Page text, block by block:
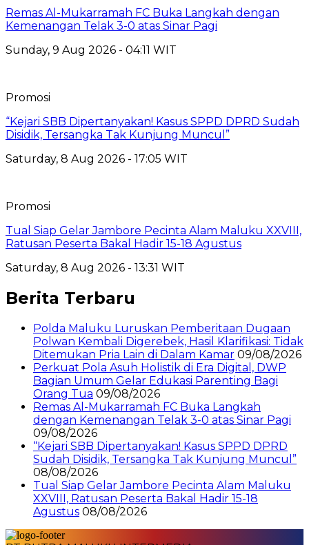
Remas Al-Mukarramah FC Buka Langkah dengan
Kemenangan Telak 3-0 atas Sinar Pagi
Sunday, 9 Aug 2026 - 04:11 WIT
Promosi
“Kejari SBB Dipertanyakan! Kasus SPPD DPRD Sudah
Disidik, Tersangka Tak Kunjung Muncul”
Saturday, 8 Aug 2026 - 17:05 WIT
Promosi
Tual Siap Gelar Jambore Pecinta Alam Maluku XXVIII,
Ratusan Peserta Bakal Hadir 15-18 Agustus
Saturday, 8 Aug 2026 - 13:31 WIT
Berita Terbaru
Polda Maluku Luruskan Pemberitaan Dugaan
Polwan Kembali Digerebek, Hasil Klarifikasi: Tidak
Ditemukan Pria Lain di Dalam Kamar 09/08/2026
Perkuat Pola Asuh Holistik di Era Digital, DWP
Bagian Umum Gelar Edukasi Parenting Bagi
Orang Tua 09/08/2026
Remas Al-Mukarramah FC Buka Langkah
dengan Kemenangan Telak 3-0 atas Sinar Pagi
09/08/2026
“Kejari SBB Dipertanyakan! Kasus SPPD DPRD
Sudah Disidik, Tersangka Tak Kunjung Muncul”
08/08/2026
Tual Siap Gelar Jambore Pecinta Alam Maluku
XXVIII, Ratusan Peserta Bakal Hadir 15-18
Agustus 08/08/2026